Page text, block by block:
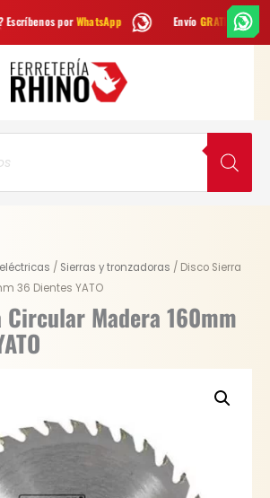
WhatsApp Envío GRATIS en Bogotá
/ Sierras y tronzadoras / Disco Sierra
36 Dientes YATO
Madera 160mm